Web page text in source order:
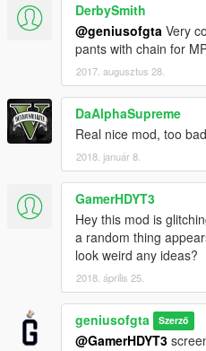
DerbySmith
@geniusofgta Very
pants with chain for
2017. augusztus 28.
DaAlphaSupreme
Real nice mod, too
2018. január 8.
GamerHDYT3
Hey this mod is
a random thing
look weird any ideas?
2018. április 25.
geniusofgta Szerző
@GamerHDYT3